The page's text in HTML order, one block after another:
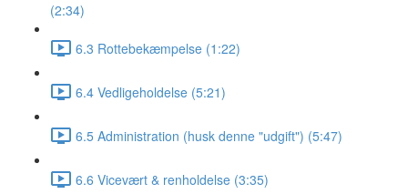
(2:34)
6.3 Rottebekæmpelse (1:22)
6.4 Vedligeholdelse (5:21)
6.5 Administration (husk denne "udgift") (5:47)
6.6 Vicevært & renholdelse (3:35)